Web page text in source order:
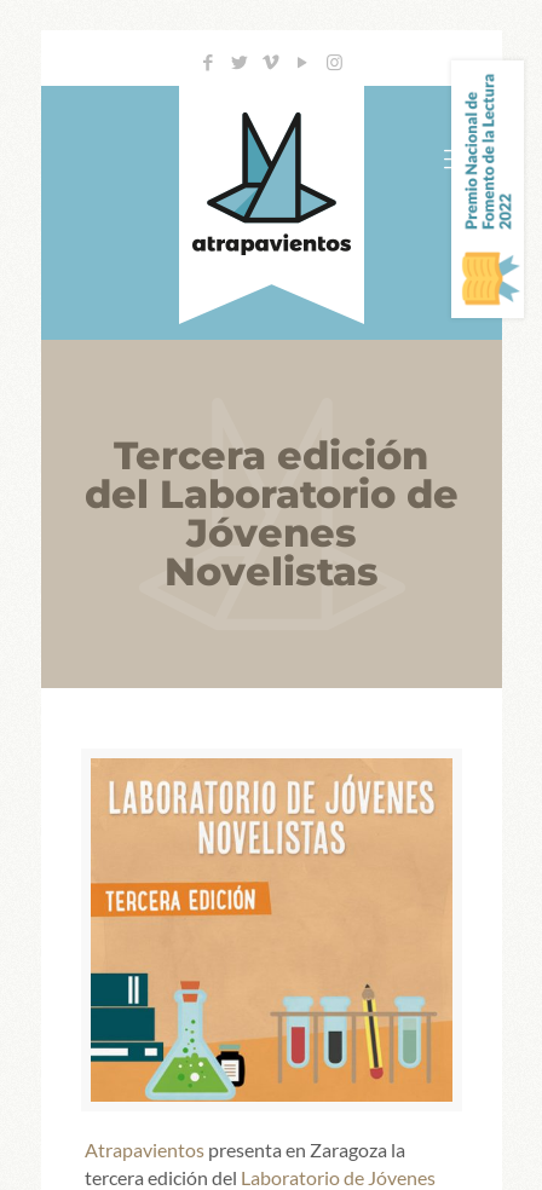
Tercera edición
del Laboratorio de
Jóvenes
Novelistas
Atrapavientospresenta en Zaragoza la
tercera edición del Laboratorio de Jóvenes